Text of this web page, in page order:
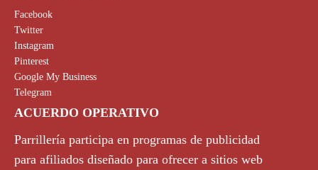
Facebook
Twitter
Instagram
Pinterest
Google My Business
Telegram
ACUERDO OPERATIVO
Parrillería participa en programas de publicidad
para afiliados diseñado para ofrecer a sitios web